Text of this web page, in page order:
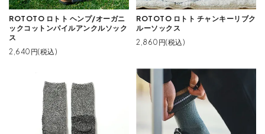
ROTOTO ロトト ヘンプ/オーガニ
ックコットンパイルアンクルソック
ス
2,640円(税込)
ROTOTO ロトト チャンキーリブク
ルーソックス
2,860円(税込)